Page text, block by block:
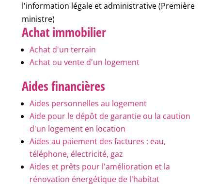
l'information légale et administrative (Première
ministre)
Achat immobilier
Achat d'un terrain
Achat ou vente d'un logement
Aides financières
Aides personnelles au logement
Aide pour le dépôt de garantie ou la caution
d'un logement en location
Aides au paiement des factures : eau,
téléphone, électricité, gaz
Aides et prêts pour l'amélioration et la
rénovation énergétique de l'habitat